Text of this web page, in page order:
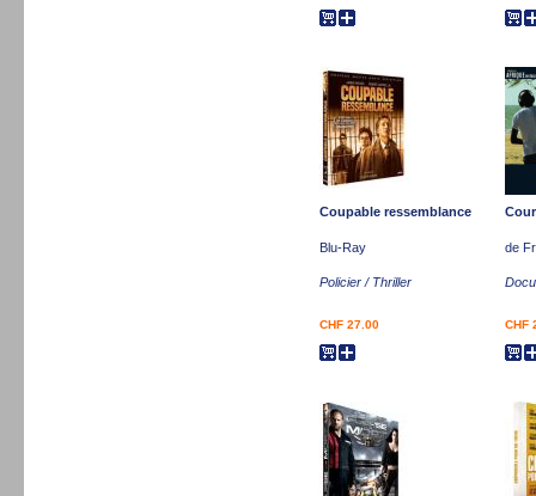
Coupable ressemblance
Blu-Ray
Policier / Thriller
CHF 27.00
de
CHF